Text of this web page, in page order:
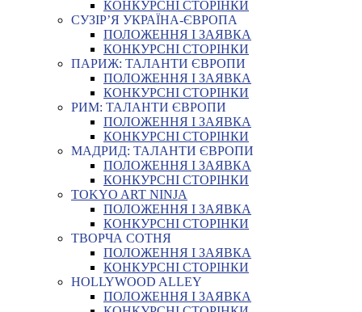
КОНКУРСНІ СТОРІНКИ
СУЗІР’Я УКРАЇНА-ЄВРОПА
ПОЛОЖЕННЯ І ЗАЯВКА
КОНКУРСНІ СТОРІНКИ
ПАРИЖ: ТАЛАНТИ ЄВРОПИ
ПОЛОЖЕННЯ І ЗАЯВКА
КОНКУРСНІ СТОРІНКИ
РИМ: ТАЛАНТИ ЄВРОПИ
ПОЛОЖЕННЯ І ЗАЯВКА
КОНКУРСНІ СТОРІНКИ
МАДРИД: ТАЛАНТИ ЄВРОПИ
ПОЛОЖЕННЯ І ЗАЯВКА
КОНКУРСНІ СТОРІНКИ
TOKYO ART NINJA
ПОЛОЖЕННЯ І ЗАЯВКА
КОНКУРСНІ СТОРІНКИ
ТВОРЧА СОТНЯ
ПОЛОЖЕННЯ І ЗАЯВКА
КОНКУРСНІ СТОРІНКИ
HOLLYWOOD ALLEY
ПОЛОЖЕННЯ І ЗАЯВКА